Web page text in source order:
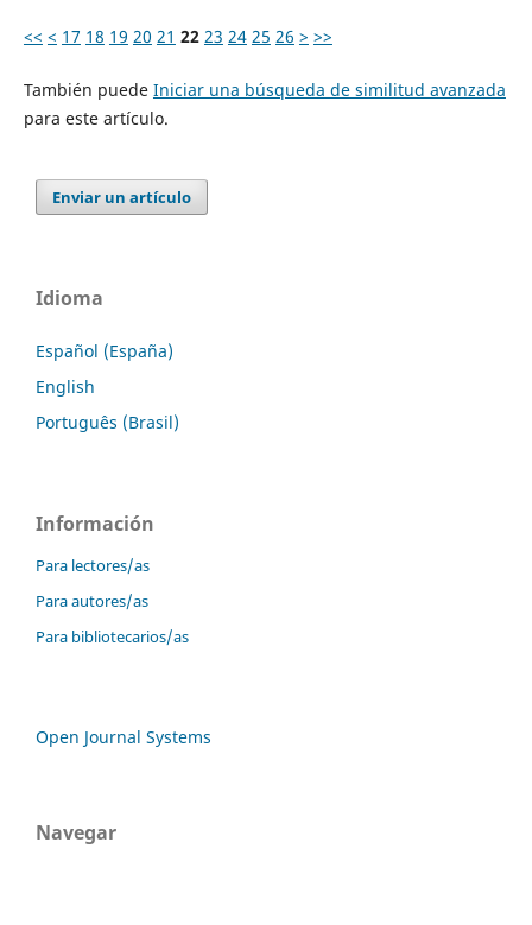
<< < 17 18 19 20 21 22 23 24 25 26 > >>
También puede Iniciar una búsqueda de similitud avanzada
para este artículo.
Enviar un artículo
Idioma
Español (España)
English
Português (Brasil)
Información
Para lectores/as
Para autores/as
Para bibliotecarios/as
Open Journal Systems
Navegar